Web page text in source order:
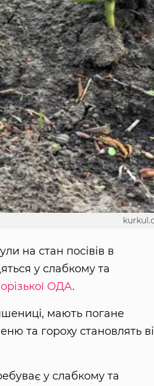
на стан посівів в
у слабкому та
ОДА.
мають погане
та гороху становлять
у слабкому та